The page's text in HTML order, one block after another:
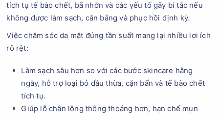
tích tụ tế bào chết, bã nhờn và các yếu tố gây bí tắc nếu
không được làm sạch, cân bằng và phục hồi định kỳ.
Việc chăm sóc da mặt đúng tần suất mang lại nhiều lợi ích
rõ rệt:
Làm sạch sâu hơn so với các bước skincare hằng
ngày, hỗ trợ loại bỏ dầu thừa, cặn bẩn và tế bào chết
tích tụ.
Giúp lỗ chân lông thông thoáng hơn, hạn chế mụn